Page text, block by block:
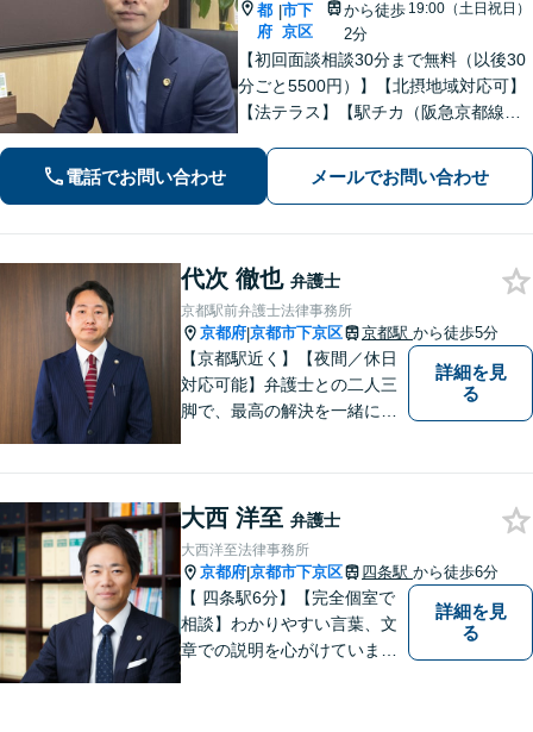
都
府
|市下
京区
から徒歩
2分
19:00（土日祝日）
【初回面談相談30分まで無料（以後30
分ごと5500円）】【北摂地域対応可】
【法テラス】【駅チカ（阪急京都線烏
徒歩４分、地下鉄五条駅１番出口徒歩
２分】丁寧にわかりやすく説明。オン
電話でお問い合わせ メールでお問い合わせ
代次 徹也 弁護士
京都駅前弁護士法律事務所
京都府|京都市下京区 京都駅 から徒歩5分
【京都駅近く】【夜間／休日
対応可能】弁護士との二人三
脚で、最高の解決を一緒に目
可能です。【地域に根ざした
弁護士】まずは当事務所の無
料法律相談をご体験くださ
い。
詳細を見
る
大西 洋至 弁護士
大西洋至法律事務所
京都府|京都市下京区 四条駅 から徒歩6分
【 四条駅6分】【完全個室で
相談】わかりやすい言葉、文
章での説明を心がけていま
詳細を見
る